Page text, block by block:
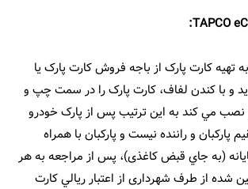
تهيه کارت پارک از باجه فروش کارت پارک يا
و با کندن لفاف، کارت پارک را در سمت چپ و
نصب مي کند به اين ترتيب پس از پارک خودرو
پارکبان و راننده نيست و پارکبان با همراه
(به جاي قبض کاغذی)، پس از مراجعه به هر
شده از طرف شهرداری از اعتبار ريالي کارت